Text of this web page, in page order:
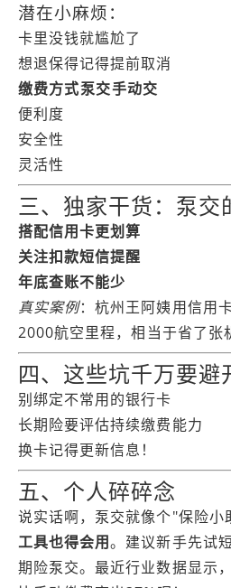
潜在小麻烦：
卡里没钱就尴尬了
想退保得记得提前取消
缴费方式泵交手动交
便利度
安全性
灵活性
三、独家干货：泵交
搭配信用卡更划算
关注扣款短信提醒
年底查账不能少
真实案例：杭州王阿姨用信用
2000航空里程，相当于省了张
四、这些坑千万要避
别绑定不常用的银行卡
长期险要评估持续缴费能力
换卡记得更新信息！
五、个人碎碎念
说实话啊，泵交就像个"保险小
工具也得会用。建议新手先试
期险泵交。最近行业数据显示